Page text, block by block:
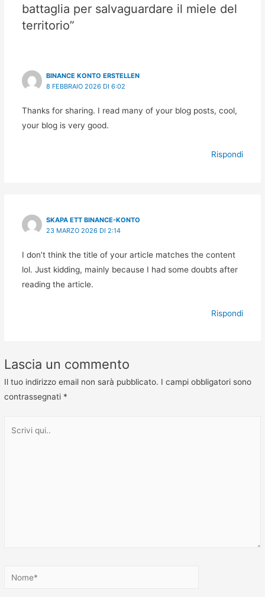
battaglia per salvaguardare il miele del
territorio”
BINANCE KONTO ERSTELLEN
8 FEBBRAIO 2026 DI 6:02
Thanks for sharing. I read many of your blog posts, cool,
your blog is very good.
Rispondi
SKAPA ETT BINANCE-KONTO
23 MARZO 2026 DI 2:14
I don’t think the title of your article matches the content
lol. Just kidding, mainly because I had some doubts after
reading the article.
Rispondi
Lascia un commento
Il tuo indirizzo email non sarà pubblicato. I campi obbligatori sono
contrassegnati *